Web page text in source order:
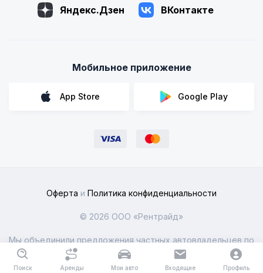
Яндекс.Дзен ВКонтакте
Мобильное приложение
App Store Google Play
Оферта и Политика конфиденциальности
© 2026 ООО «Рентрайд»
Мы объединили предложения частных автовладельцев по
всей России
Поиск Аренды Мои авто Входящие Профиль